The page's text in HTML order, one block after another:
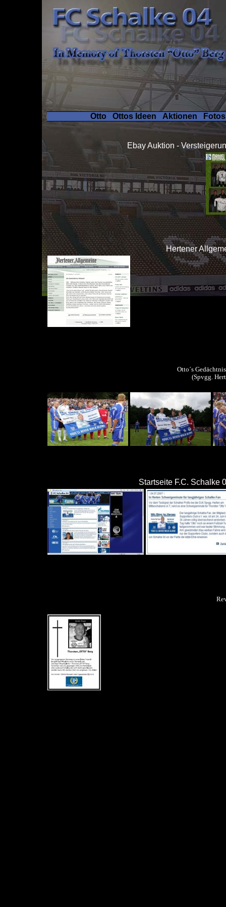
Otto Ottos Ideen Aktionen
Ebay Auktion -
Hertener
Otto´s
(Spvgg.
Startseite F.C. Schalke